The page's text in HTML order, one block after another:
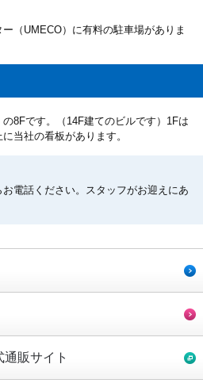
（UMECO）に有料の駐車場がありま
の8Fです。（14F建てのビルです）1Fは
当社の看板があります。
電話ください。スタッフがお迎えにあ
販サイト